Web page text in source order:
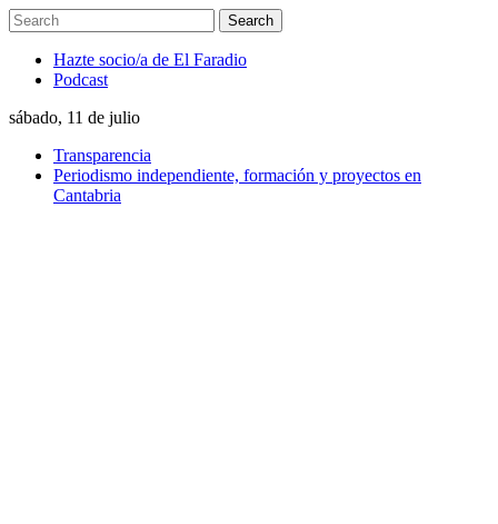
Hazte socio/a de El Faradio
Podcast
sábado, 11 de julio
Transparencia
Periodismo independiente, formación y proyectos en
Cantabria